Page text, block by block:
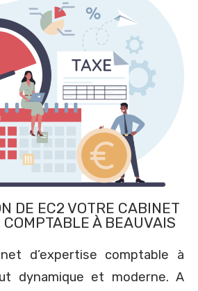
DE EC2 VOTRE CABINET
À BEAUVAIS
d’expertise comptable à
dynamique et moderne. A